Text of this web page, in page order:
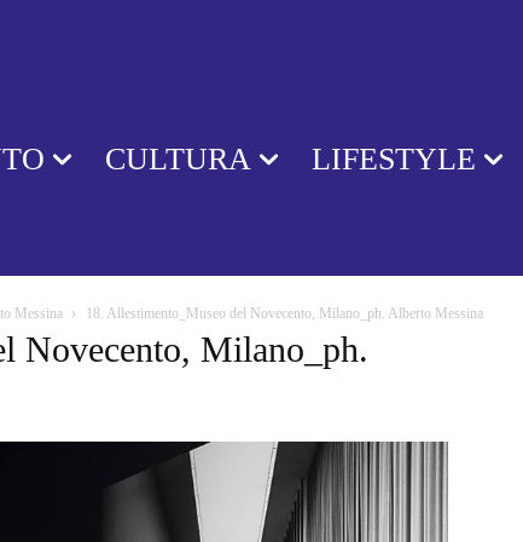
CULTURA LIFESTYLE
Messina 18. Allestimento_Museo del Novecento, Milano_ph. Alberto Messina
Novecento, Milano_ph.